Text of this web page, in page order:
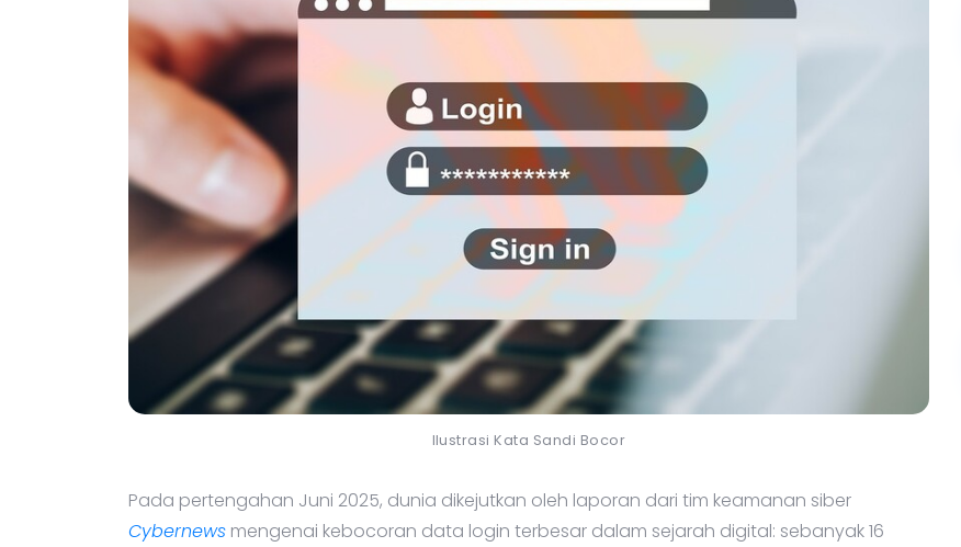
Ilustrasi Kata Sandi Bocor
Pada pertengahan Juni 2025, dunia dikejutkan oleh laporan dari tim keamanan siber
Cybernews mengenai kebocoran data login terbesar dalam sejarah digital: sebanyak 16